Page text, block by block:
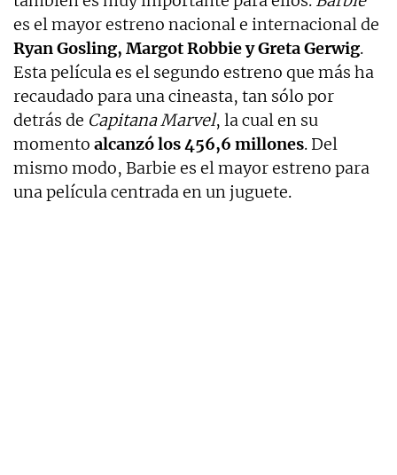
es el mayor estreno nacional e internacional de
Ryan Gosling, Margot Robbie y Greta Gerwig.
Esta película es el segundo estreno que más ha
recaudado para una cineasta, tan sólo por
detrás de Capitana Marvel, la cual en su
momento alcanzó los 456,6 millones. Del
mismo modo, Barbie es el mayor estreno para
una película centrada en un juguete.